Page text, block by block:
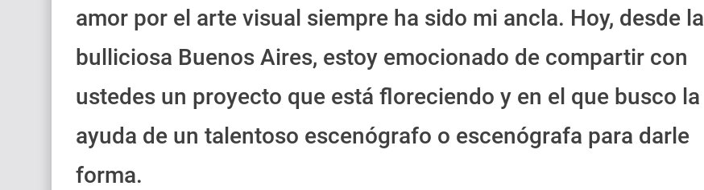
amor por el arte visual siempre ha sido mi ancla. Hoy, desde la
bulliciosa Buenos Aires, estoy emocionado de compartir con
ustedes un proyecto que está floreciendo y en el que busco la
ayuda de un talentoso escenógrafo o escenógrafa para darle
forma.